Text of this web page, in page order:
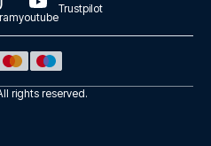
youtube
Trustpilot
rights reserved.